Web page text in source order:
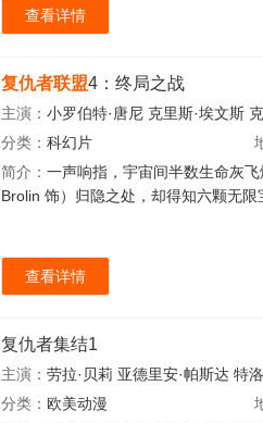
查看详情
复仇者联盟4：终局之战
主演： 小罗伯特·唐尼 克里斯·埃文斯
分类： 科幻片
简介： 一声响指，宇宙间半数生命灰
Brolin 饰）归隐之处，却得知六颗无
查看详情
复仇者集结1
主演： 劳拉·贝莉 亚德里安·帕斯达 特
分类： 欧美动漫